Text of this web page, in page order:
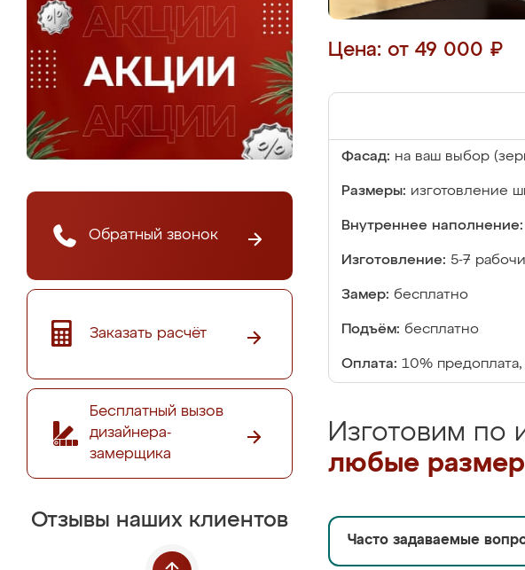
Обратный звонок
Заказать расчёт
Бесплатный вызов
дизайнера-
замерщика
Отзывы наших клиентов
Цена: от 49 000 ₽
Фасад: на ваш выбор
Размеры: изготовление
Внутреннее наполнение:
Изготовление: 5-7
Замер: бесплатно
Подъём: бесплатно
Оплата: 10%
Изготовим по
любые
Часто задаваемые